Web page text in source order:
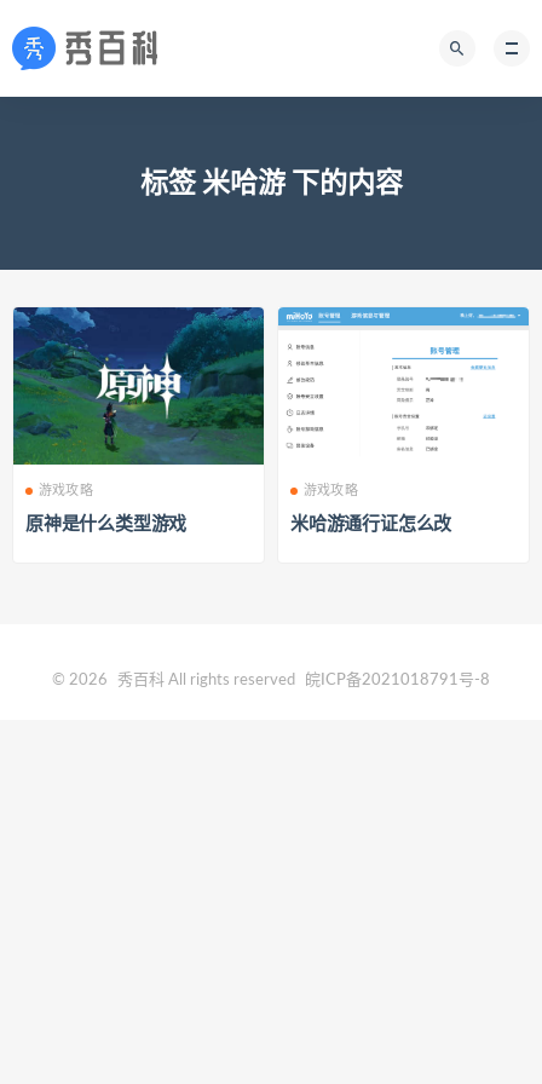
标签 米哈游 下的内容
游戏攻略
原神是什么类型游戏
游戏攻略
米哈游通行证怎么改
© 2026 秀百科 All rights reserved 皖ICP备2021018791号-8